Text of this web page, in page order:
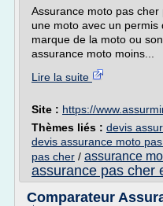
Assurance moto pas
une moto avec un
marque de la moto ou
assurance moto moins...
Lire la suite
Site : https://
Thèmes liés : devis
devis assurance moto
pas cher / assurance
assurance pas cher
Comparateur